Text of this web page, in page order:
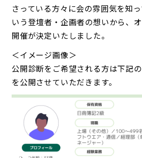
さっている方々に会の雰囲気を知
いう登壇者・企画者の想いから、
開催が決定いたしました。
＜イメージ画像＞
公開診断をご希望される方は下記
を公開させていただきます。